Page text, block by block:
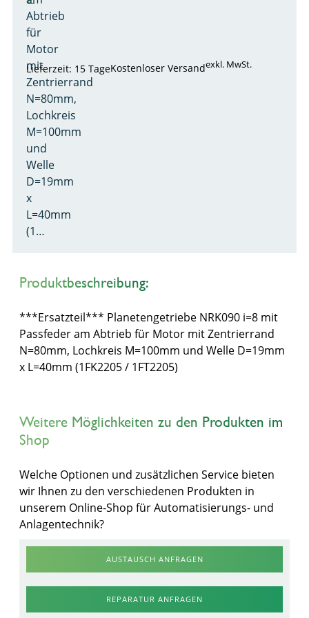
Abtrieb
für
Motor
mit
Zentrierrand
N=80mm,
Lochkreis
M=100mm
und
Welle
D=19mm
x
L=40mm
(1…
Lieferzeit: 15 TageKostenloser Versandexkl. MwSt.
Produktbeschreibung:
***Ersatzteil*** Planetengetriebe NRK090 i=8 mit
Passfeder am Abtrieb für Motor mit Zentrierrand
N=80mm, Lochkreis M=100mm und Welle D=19mm
x L=40mm (1FK2205 / 1FT2205)
Weitere Möglichkeiten zu den Produkten im
Shop
Welche Optionen und zusätzlichen Service bieten
wir Ihnen zu den verschiedenen Produkten in
unserem Online-Shop für Automatisierungs- und
Anlagentechnik?
AUSTAUSCH ANFRAGEN
REPARATUR ANFRAGEN